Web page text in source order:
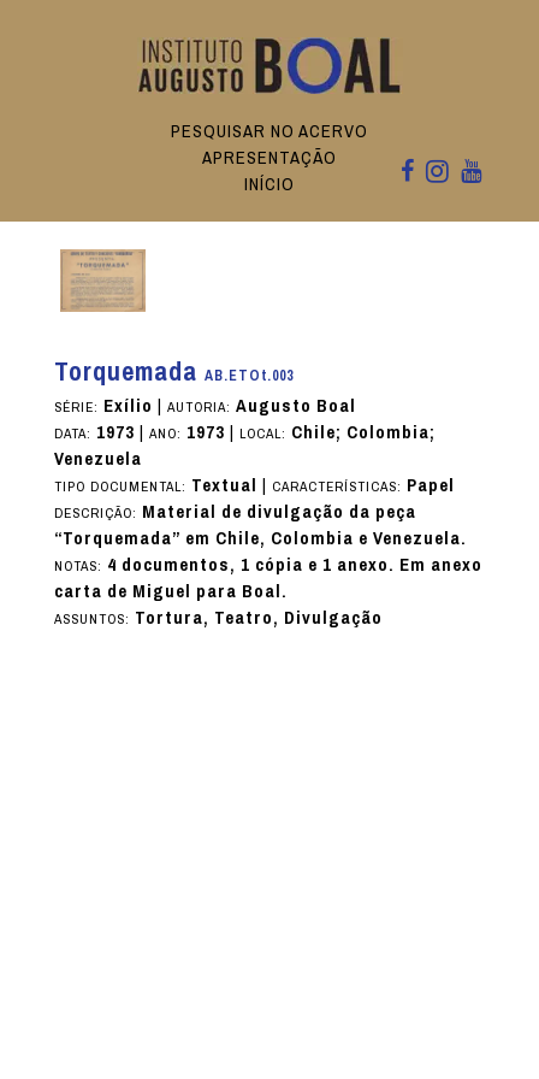
PESQUISAR NO ACERVO
APRESENTAÇÃO
INÍCIO
Torquemada AB.ETOt.003
SÉRIE: Exílio | AUTORIA: Augusto Boal
DATA: 1973| ANO: 1973| LOCAL: Chile; Colombia;
Venezuela
TIPO DOCUMENTAL: Textual | CARACTERÍSTICAS: Papel
DESCRIÇÃO: Material de divulgação da peça
“Torquemada” em Chile, Colombia e Venezuela.
NOTAS: 4 documentos, 1 cópia e 1 anexo. Em anexo
carta de Miguel para Boal.
ASSUNTOS: Tortura, Teatro, Divulgação